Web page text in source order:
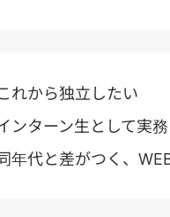
れから独立したい
ンターン生として実
年代と差がつく、